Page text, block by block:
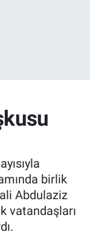
birlik
Abdulaziz
vatandaşları